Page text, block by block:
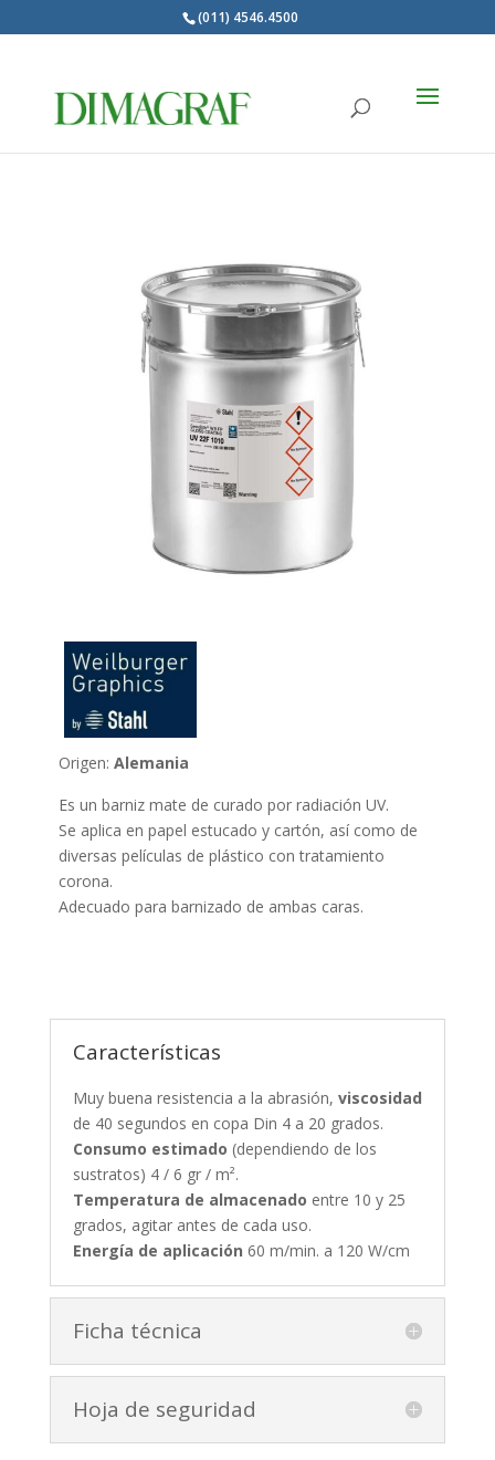
(011) 4546.4500
Origen: Alemania
Es un barniz mate de curado por radiación UV.
Se aplica en papel estucado y cartón, así como de
diversas películas de plástico con tratamiento
corona.
Adecuado para barnizado de ambas caras.
Características
Muy buena resistencia a la abrasión, viscosidad
de 40 segundos en copa Din 4 a 20 grados.
Consumo estimado (dependiendo de los
sustratos) 4 / 6 gr / m².
Temperatura de almacenado entre 10 y 25
grados, agitar antes de cada uso.
Energía de aplicación 60 m/min. a 120 W/cm
Ficha técnica
Hoja de seguridad